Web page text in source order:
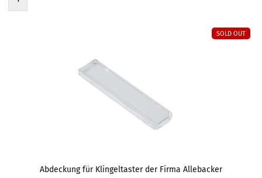
SOLD OUT
Abdeckung für Klingeltaster der Firma Allebacker